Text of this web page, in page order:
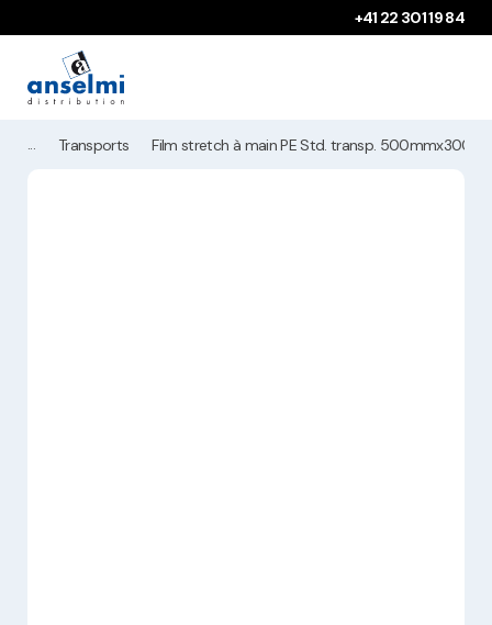
+41 22 301 19 84
Transports Film stretch à main PE Std. transp.